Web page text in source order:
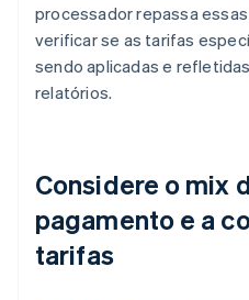
processador repassa
verificar se as tarifas
sendo aplicadas e
relatórios.
Considere o mix
pagamento e a
tarifas